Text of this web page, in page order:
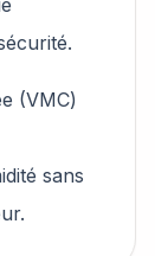
(VMC)
sans